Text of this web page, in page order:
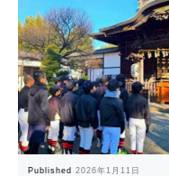
Published 2026年1月11日